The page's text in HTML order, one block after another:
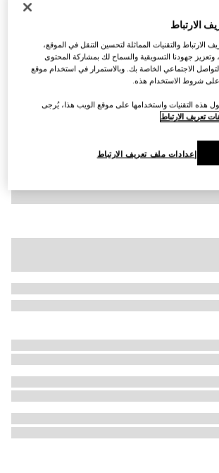
مزيّن بطبعات للأطفال
الارتباط
والتقنيات المماثلة لتحسين التنقل في الموقع،
وتعزيز جهودنا التسويقية والسماح لك بمشاركة المحتوى
الاجتماعي الخاصة بك. وبالاستمرار في استخدام موقع
على شروط الاستخدام هذه.
هذه التقنيات واستخدامها على موقع الويب هذا، يُرجى
تعريف الارتباط
إعدادات ملف تعريف الارتباط